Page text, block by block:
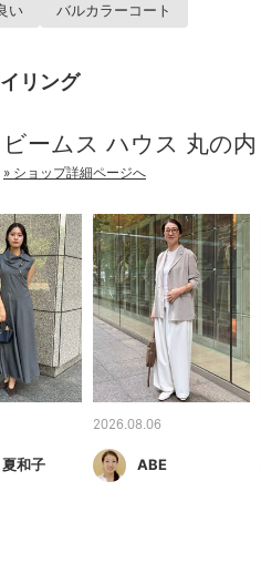
い バルカラーコート
リング
ビームス ハウス 丸の内
» ショップ詳細ページへ
和子
2026.08.06
ABE